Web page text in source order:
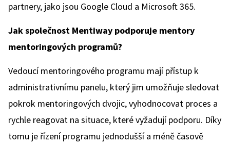
partnery, jako jsou Google Cloud a Microsoft 365.
Jak společnost Mentiway podporuje mentory
mentoringových programů?
Vedoucí mentoringového programu mají přístup k
administrativnímu panelu, který jim umožňuje sledovat
pokrok mentoringových dvojic, vyhodnocovat proces a
rychle reagovat na situace, které vyžadují podporu. Díky
tomu je řízení programu jednodušší a méně časově